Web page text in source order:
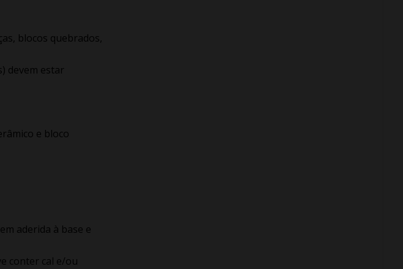
blocos quebrados,
devem estar
e bloco
aderida à base e
conter cal e/ou